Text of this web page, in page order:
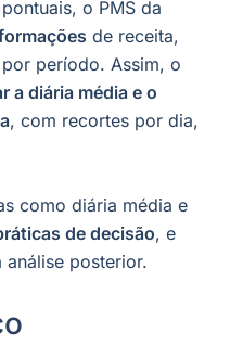
o PMS da
de receita,
período. Assim, o
a diária média e o
, com recortes por dia,
como diária média e
de decisão, e
análise posterior.